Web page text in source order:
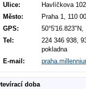
Ulice:
Havlíčkova
Město:
Praha 1, 110 00
GPS:
50°5'16.823"N,
Tel:
224 346 938,
pokladna
E-mail:
doba